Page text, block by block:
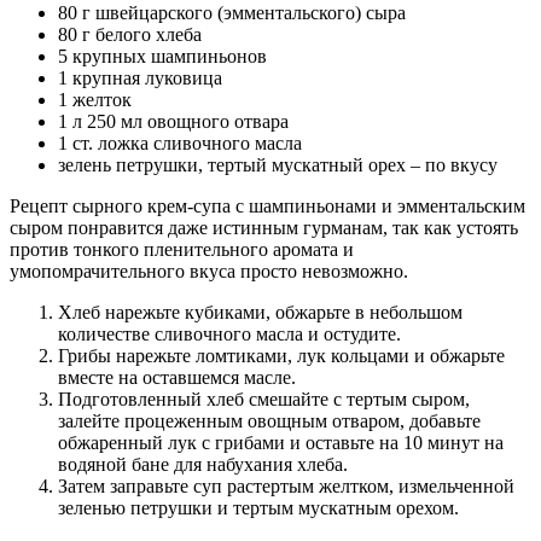
80 г швейцарского (эмментальского) сыра
80 г белого хлеба
5 крупных шампиньонов
1 крупная луковица
1 желток
1 л 250 мл овощного отвара
1 ст. ложка сливочного масла
зелень петрушки, тертый мускатный орех – по вкусу
Рецепт сырного крем-супа с шампиньонами и эмментальским
сыром понравится даже истинным гурманам, так как устоять
против тонкого пленительного аромата и
умопомрачительного вкуса просто невозможно.
Хлеб нарежьте кубиками, обжарьте в небольшом
количестве сливочного масла и остудите.
Грибы нарежьте ломтиками, лук кольцами и обжарьте
вместе на оставшемся масле.
Подготовленный хлеб смешайте с тертым сыром,
залейте процеженным овощным отваром, добавьте
обжаренный лук с грибами и оставьте на 10 минут на
водяной бане для набухания хлеба.
Затем заправьте суп растертым желтком, измельченной
зеленью петрушки и тертым мускатным орехом.